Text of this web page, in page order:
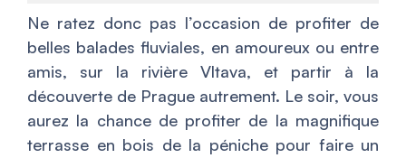
Ne ratez donc pas l’occasion de profiter de
belles balades fluviales, en amoureux ou entre
amis, sur la rivière Vltava, et partir à la
découverte de Prague autrement. Le soir, vous
aurez la chance de profiter de la magnifique
terrasse en bois de la péniche pour faire un